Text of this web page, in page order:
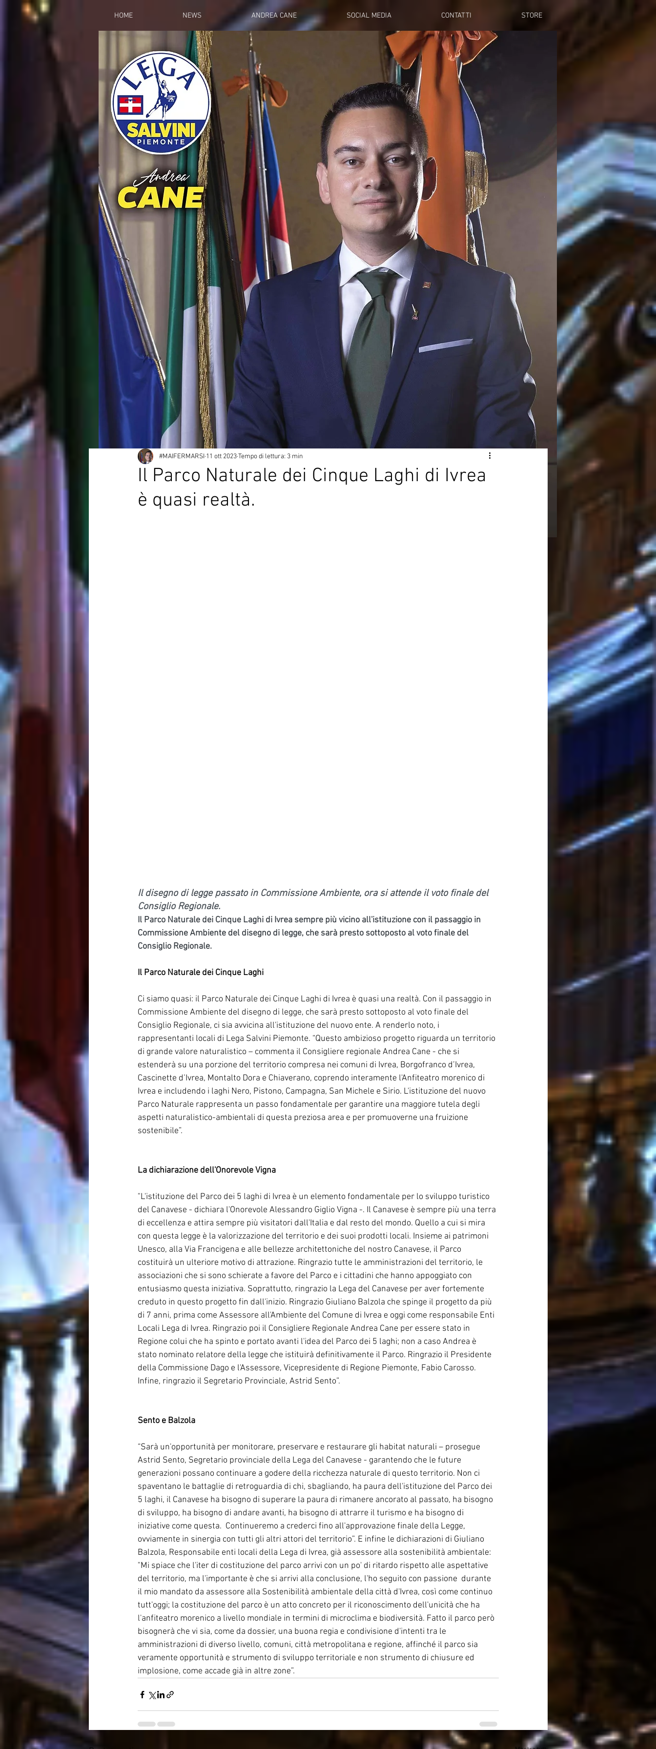
HOME NEWS ANDREA CANE SOCIAL MEDIA CONTATTI STORE
Il Parco Naturale dei Cinque Laghi di Ivrea
è quasi realtà.
#MAIFERMARSI 11 ott 2023Tempo di lettura: 3 min
Il disegno di legge passato in Commissione Ambiente, ora si attende il voto finale del
Consiglio Regionale.
Il Parco Naturale dei Cinque Laghi di Ivrea sempre più vicino all'istituzione con il passaggio in
Commissione Ambiente del disegno di legge, che sarà presto sottoposto al voto finale del
Consiglio Regionale.
Il Parco Naturale dei Cinque Laghi
Ci siamo quasi: il Parco Naturale dei Cinque Laghi di Ivrea è quasi una realtà. Con il passaggio in
Commissione Ambiente del disegno di legge, che sarà presto sottoposto al voto finale del
Consiglio Regionale, ci sia avvicina all'istituzione del nuovo ente. A renderlo noto, i
rappresentanti locali di Lega Salvini Piemonte. “Questo ambizioso progetto riguarda un territorio
di grande valore naturalistico – commenta il Consigliere regionale Andrea Cane - che si
estenderà su una porzione del territorio compresa nei comuni di Ivrea, Borgofranco d’Ivrea,
Cascinette d’Ivrea, Montalto Dora e Chiaverano, coprendo interamente l'Anfiteatro morenico di
Ivrea e includendo i laghi Nero, Pistono, Campagna, San Michele e Sirio. L'istituzione del nuovo
Parco Naturale rappresenta un passo fondamentale per garantire una maggiore tutela degli
aspetti naturalistico-ambientali di questa preziosa area e per promuoverne una fruizione
sostenibile”.
La dichiarazione dell'Onorevole Vigna
"L'istituzione del Parco dei 5 laghi di Ivrea è un elemento fondamentale per lo sviluppo turistico
del Canavese - dichiara l'Onorevole Alessandro Giglio Vigna -. Il Canavese è sempre più una terra
di eccellenza e attira sempre più visitatori dall'Italia e dal resto del mondo. Quello a cui si mira
con questa legge è la valorizzazione del territorio e dei suoi prodotti locali. Insieme ai patrimoni
Unesco, alla Via Francigena e alle bellezze architettoniche del nostro Canavese, il Parco
costituirà un ulteriore motivo di attrazione. Ringrazio tutte le amministrazioni del territorio, le
associazioni che si sono schierate a favore del Parco e i cittadini che hanno appoggiato con
entusiasmo questa iniziativa. Soprattutto, ringrazio la Lega del Canavese per aver fortemente
creduto in questo progetto fin dall'inizio. Ringrazio Giuliano Balzola che spinge il progetto da più
di 7 anni, prima come Assessore all'Ambiente del Comune di Ivrea e oggi come responsabile Enti
Locali Lega di Ivrea. Ringrazio poi il Consigliere Regionale Andrea Cane per essere stato in
Regione colui che ha spinto e portato avanti l'idea del Parco dei 5 laghi; non a caso Andrea è
stato nominato relatore della legge che istituirà definitivamente il Parco. Ringrazio il Presidente
della Commissione Dago e l'Assessore, Vicepresidente di Regione Piemonte, Fabio Carosso.
Infine, ringrazio il Segretario Provinciale, Astrid Sento”.
Sento e Balzola
“Sarà un'opportunità per monitorare, preservare e restaurare gli habitat naturali – prosegue
Astrid Sento, Segretario provinciale della Lega del Canavese - garantendo che le future
generazioni possano continuare a godere della ricchezza naturale di questo territorio. Non ci
spaventano le battaglie di retroguardia di chi, sbagliando, ha paura dell'istituzione del Parco dei
5 laghi, il Canavese ha bisogno di superare la paura di rimanere ancorato al passato, ha bisogno
di sviluppo, ha bisogno di andare avanti, ha bisogno di attrarre il turismo e ha bisogno di
iniziative come questa.  Continueremo a crederci fino all'approvazione finale della Legge,
ovviamente in sinergia con tutti gli altri attori del territorio”. E infine le dichiarazioni di Giuliano
Balzola, Responsabile enti locali della Lega di Ivrea, già assessore alla sostenibilità ambientale:
"Mi spiace che l'iter di costituzione del parco arrivi con un po' di ritardo rispetto alle aspettative
del territorio, ma l'importante è che si arrivi alla conclusione, l'ho seguito con passione  durante
il mio mandato da assessore alla Sostenibilità ambientale della città d'Ivrea, così come continuo
tutt'oggi; la costituzione del parco è un atto concreto per il riconoscimento dell'unicità che ha
l'anfiteatro morenico a livello mondiale in termini di microclima e biodiversità. Fatto il parco però
bisognerà che vi sia, come da dossier, una buona regia e condivisione d'intenti tra le
amministrazioni di diverso livello, comuni, città metropolitana e regione, affinché il parco sia
veramente opportunità e strumento di sviluppo territoriale e non strumento di chiusure ed
implosione, come accade già in altre zone”.